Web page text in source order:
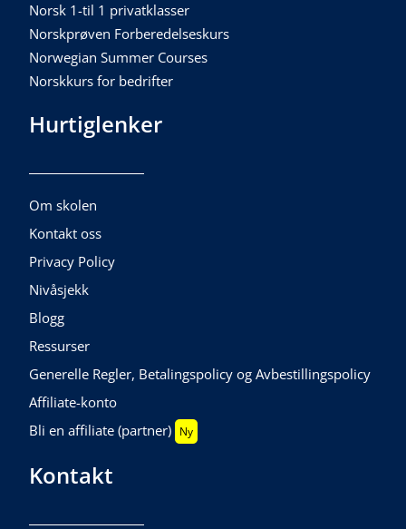
Norsk 1-til 1 privatklasser
Norskprøven Forberedelseskurs
Norwegian Summer Courses
Norskkurs for bedrifter
Hurtiglenker
Om skolen
Kontakt oss
Privacy Policy
Nivåsjekk
Blogg
Ressurser
Generelle Regler, Betalingspolicy og Avbestillingspolicy
Affiliate-konto
Bli en affiliate (partner) Ny
Kontakt